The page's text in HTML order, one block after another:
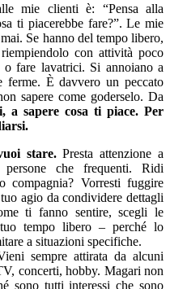
mie clienti è: “Pensa alla
ti piacerebbe fare?”. Le mie
Se hanno del tempo libero,
con attività poco
fare lavatrici. Si annoiano a
ferme. È davvero un peccato
sapere come goderselo. Da
a sapere cosa ti piace. Per
stare.Presta attenzione a
che frequenti. Ridi
compagnia? Vorresti fuggire
agio da condividere dettagli
ti fanno sentire, scegli le
tempo libero – perché lo
a situazioni specifiche.
sempre attirata da alcuni
concerti, hobby. Magari non
sono tutti interessi che sono